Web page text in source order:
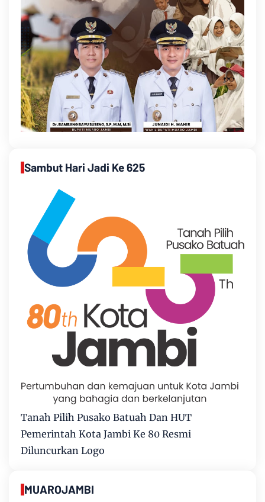
Sambut Hari Jadi Ke 625
Tanah Pilih Pusako Batuah Dan HUT
Pemerintah Kota Jambi Ke 80 Resmi
Diluncurkan Logo
MUAROJAMBI